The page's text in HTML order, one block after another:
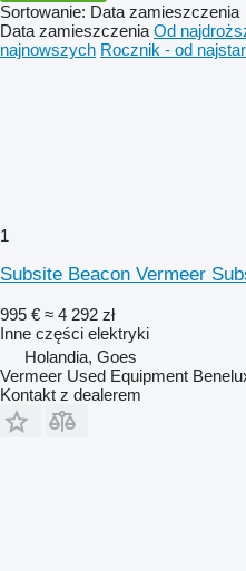
Sortowanie: Data zamieszczenia
Data zamieszczenia Od
najnowszych Rocznik - od
1
Subsite Beacon Vermeer
995 € ≈ 4 292 zł
Inne części elektryki
Holandia, Goes
Vermeer Used Equipment
Kontakt z dealerem